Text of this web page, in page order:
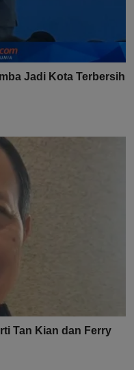
Jadi Kota Terbersih
Tan Kian dan Ferry